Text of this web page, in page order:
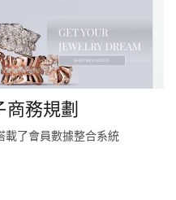
務規劃
載了會員數據整合系統